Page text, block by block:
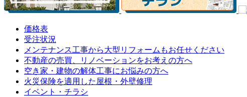
価格表
受注状況
メンテナンス工事から大型リフォームもお任せください
不動産の売買、リノベーションをお考えの方へ
空き家・建物の解体工事にお悩みの方へ
火災保険を適用した屋根・外壁修理
イベント・チラシ